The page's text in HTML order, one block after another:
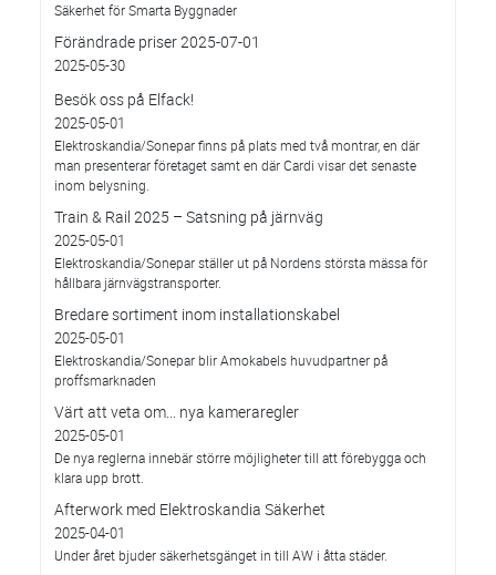
Säkerhet för Smarta Byggnader
Förändrade priser 2025-07-01
2025-05-30
Besök oss på Elfack!
2025-05-01
Elektroskandia/Sonepar finns på plats med två montrar, en där
man presenterar företaget samt en där Cardi visar det senaste
inom belysning.
Train & Rail 2025 – Satsning på järnväg
2025-05-01
Elektroskandia/Sonepar ställer ut på Nordens största mässa för
hållbara järnvägstransporter.
Bredare sortiment inom installationskabel
2025-05-01
Elektroskandia/Sonepar blir Amokabels huvudpartner på
proffsmarknaden
Värt att veta om... nya kameraregler
2025-05-01
De nya reglerna innebär större möjligheter till att förebygga och
klara upp brott.
Afterwork med Elektroskandia Säkerhet
2025-04-01
Under året bjuder säkerhetsgänget in till AW i åtta städer.